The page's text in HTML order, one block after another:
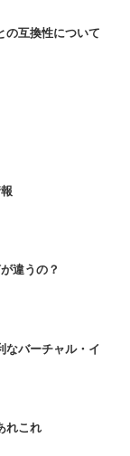
の互換性について
違うの？
バーチャル・イ
れこれ